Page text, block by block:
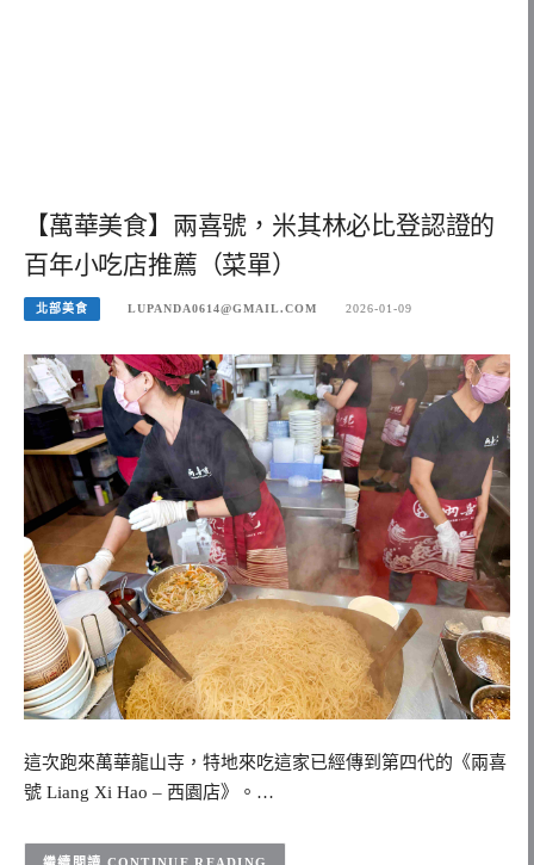
【萬華美食】兩喜號，米其林必比登認證的
百年小吃店推薦（菜單）
北部美食 LUPANDA0614@GMAIL.COM 2026-01-09
這次跑來萬華龍山寺，特地來吃這家已經傳到第四代的《兩喜
號 Liang Xi Hao – 西園店》。…